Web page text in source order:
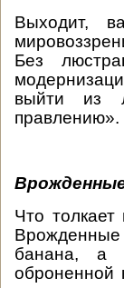
Выходит,
Без
выйти из
правлению».
Что
банана, а
оброненной